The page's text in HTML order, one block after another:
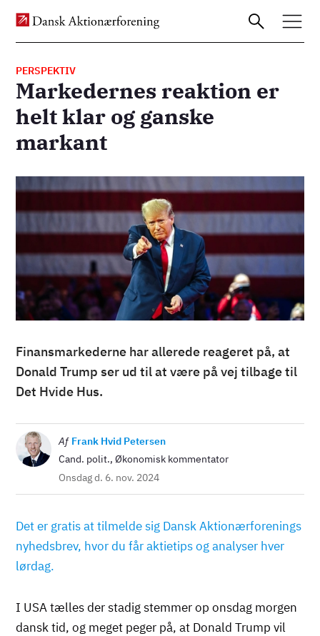
Gå
til
hovedindhold
PERSPEKTIV
Markedernes reaktion er
helt klar og ganske
markant
Billede
Finansmarkederne har allerede reageret på, at
Donald Trump ser ud til at være på vej tilbage til
Det Hvide Hus.
Billede Af Frank Hvid Petersen
Cand. polit., Økonomisk kommentator
Onsdag d. 6. nov. 2024
Det er gratis at tilmelde sig Dansk Aktionærforenings
nyhedsbrev, hvor du får aktietips og analyser hver
lørdag.
I USA tælles der stadig stemmer op onsdag morgen
dansk tid, og meget peger på, at Donald Trump vil